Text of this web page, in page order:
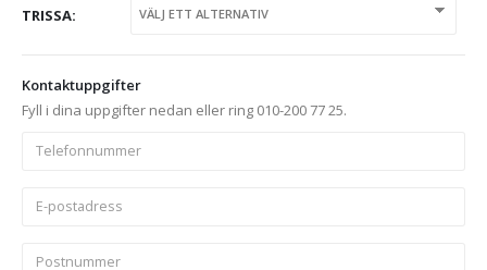
TRISSA
Kontaktuppgifter
Fyll i dina uppgifter nedan eller ring 010-200 77 25.